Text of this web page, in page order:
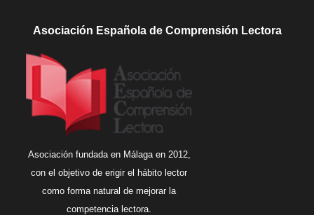
Asociación Española de Comprensión Lectora
Asociación fundada en Málaga en 2012,
con el objetivo de erigir el hábito lector
como forma natural de mejorar la
competencia lectora.